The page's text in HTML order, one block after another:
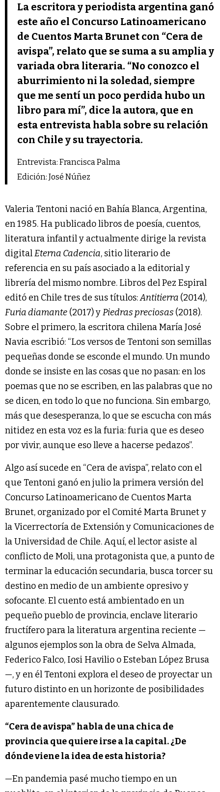
La escritora y periodista argentina ganó
este año el Concurso Latinoamericano
de Cuentos Marta Brunet con “Cera de
avispa”, relato que se suma a su amplia y
variada obra literaria. “No conozco el
aburrimiento ni la soledad, siempre
que me sentí un poco perdida hubo un
libro para mí”, dice la autora, que en
esta entrevista habla sobre su relación
con Chile y su trayectoria.
Entrevista: Francisca Palma
Edición: José Núñez
Valeria Tentoni nació en Bahía Blanca, Argentina,
en 1985. Ha publicado libros de poesía, cuentos,
literatura infantil y actualmente dirige la revista
digitalEterna Cadencia, sitio literario de
referencia en su país asociado a la editorial y
librería del mismo nombre. Libros del Pez Espiral
editó en Chile tres de sus títulos:Antitierra (2014),
Furia diamante (2017) yPiedras preciosas (2018).
Sobre el primero, la escritora chilena María José
Navia escribió: “Los versos de Tentoni son semillas
pequeñas donde se esconde el mundo. Un mundo
donde se insiste en las cosas que no pasan: en los
poemas que no se escriben, en las palabras que no
se dicen, en todo lo que no funciona. Sin embargo,
más que desesperanza, lo que se escucha con más
nitidez en esta voz es la furia: furia que es deseo
por vivir, aunque eso lleve a hacerse pedazos”.
Algo así sucede en “Cera de avispa”, relato con el
que Tentoni ganó en julio la primera versión del
Concurso Latinoamericano de Cuentos Marta
Brunet, organizado por el Comité Marta Brunet y
la Vicerrectoría de Extensión y Comunicaciones de
la Universidad de Chile. Aquí, el lector asiste al
conflicto de Moli, una protagonista que, a punto de
terminar la educación secundaria, busca torcer su
destino en medio de un ambiente opresivo y
sofocante. El cuento está ambientado en un
pequeño pueblo de provincia, enclave literario
fructífero para la literatura argentina reciente —
algunos ejemplos son la obra de Selva Almada,
Federico Falco, Iosi Havilio o Esteban López Brusa
—, y en él Tentoni explora el deseo de proyectar un
futuro distinto en un horizonte de posibilidades
aparentemente clausurado.
“Cera de avispa” habla de una chica de
provincia que quiere irse a la capital. ¿De
dónde viene la idea de esta historia?
—En pandemia pasé mucho tiempo en un